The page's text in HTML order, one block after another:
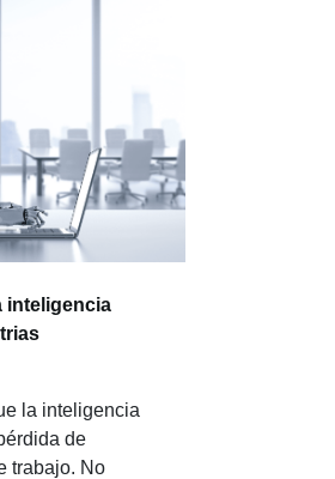
inteligencia
la inteligencia
de
trabajo. No